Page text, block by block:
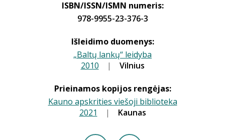
ISBN/ISSN/ISMN numeris:
978-9955-23-376-3
Išleidimo duomenys:
„Baltų lankų“ leidyba
2010 | Vilnius
Prieinamos kopijos rengėjas:
Kauno apskrities viešoji biblioteka
2021 | Kaunas